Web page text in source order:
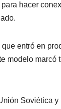
hacer
que entró en
modelo
Soviética